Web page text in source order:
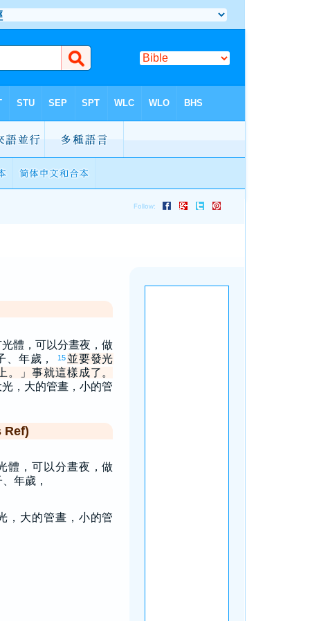
體，可以分晝夜，做
、年歲，
15 並要發光
。」事就這樣成了。
，大的管晝，小的管
Ref)
體，可以分晝夜，做
年歲，
，大的管晝，小的管